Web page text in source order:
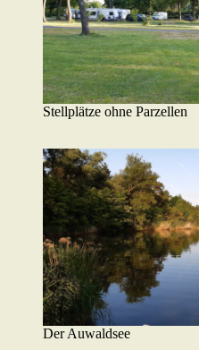
Stellplätze ohne Parzellen
Der Auwaldsee